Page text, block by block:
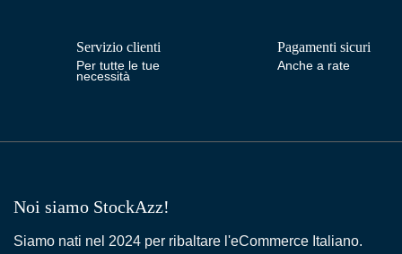
Servizio clienti
Per tutte le tue
necessità
Pagamenti sicuri
Anche a rate
Noi siamo StockAzz!
Siamo nati nel 2024 per ribaltare l'eCommerce Italiano.